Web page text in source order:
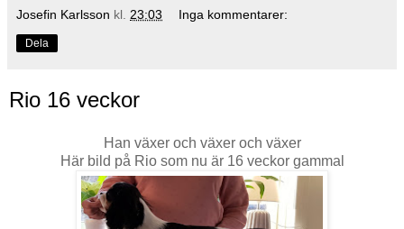
Josefin Karlsson kl. 23:03 Inga kommentarer:
Dela
Rio 16 veckor
Han växer och växer och växer
Här bild på Rio som nu är 16 veckor gammal